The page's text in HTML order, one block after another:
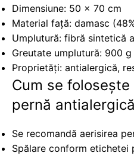
Dimensiune: 50 × 70 cm
Material față: damasc
Umplutură: fibră sintetică
Greutate umplutură: 900 g
Proprietăți: antialergică,
Cum se
pernă
Se recomandă aerisirea
Spălare conform etichetei